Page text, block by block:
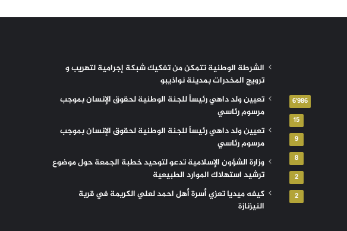
6٬986
15
9
8
2
2
الشرطة الوطنية تتمكن من تفكيك شبكة إجرامية لتهريب و
ترويج المخدرات بمدينة نواذيبو
تعيين ولد داهي رئيساً للجنة الوطنية لحقوق الإنسان بموجب
مرسوم رئاسي
تعيين ولد داهي رئيساً للجنة الوطنية لحقوق الإنسان بموجب
مرسوم رئاسي
وزارة الشؤون الإسلامية تدعو لتوحيد خطبة الجمعة حول موضوع
ترشيد استهلاك الموارد الطبيعية
كيفه ميديا تعزي أسرة أهل احمد لعلي الكريمة في قرية
النيزنازة